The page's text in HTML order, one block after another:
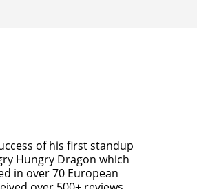
of his first standup
Hungry Dragon which
in over 70 European